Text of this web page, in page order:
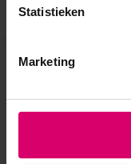
Statistieken
Marketing
Eerder bekeken